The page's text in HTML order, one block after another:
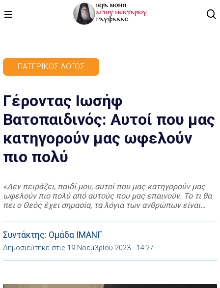
ΠΡΟΓΡΑΜΜΑ
ΒΙΝΤΕΟ
ΑΡΘΡΟΓΡΑΦΙΑ
ΑΓΙΟΛΟΓΙΟ - ΒΙΟΙ ΑΓΙΩΝ
ΠΑΤΕΡΙΚΌΣ ΛΌΓΟΣ
Γέροντας Ιωσήφ
Βατοπαιδινός: Αυτοί που μας
κατηγορούν μας ωφελούν
πιο πολύ
«Δεν πειράζει, παιδί μου, αυτοί που μας κατηγορούν μας
ωφελούν πιο πολύ από αυτούς που μας επαινούν. Το τι θα
πει ο Θεός έχει σημασία, τα λόγια των ανθρώπων είναι
Συντάκτης: Ομάδα ΙΜΑΝΓ
Δημοσιεύτηκε στις 19 Νοεμβρίου 2023 - 14:27